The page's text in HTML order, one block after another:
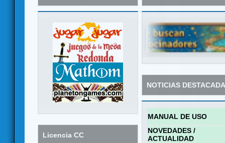
Licencia CC
NOTICIAS
MANUAL DE USO
NOVEDADES /
ACTUALIDAD